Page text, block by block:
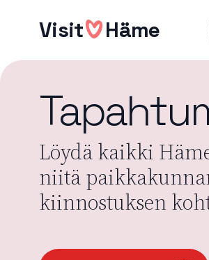
sisältöönVisit Häme
Löydä kaikki
niitä
kiinnostuksen